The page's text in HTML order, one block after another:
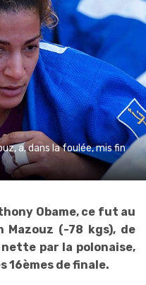
a, dans la foulée, mis fin
Obame, ce fut au
(-78 kgs), de
par la polonaise,
16èmes de finale.